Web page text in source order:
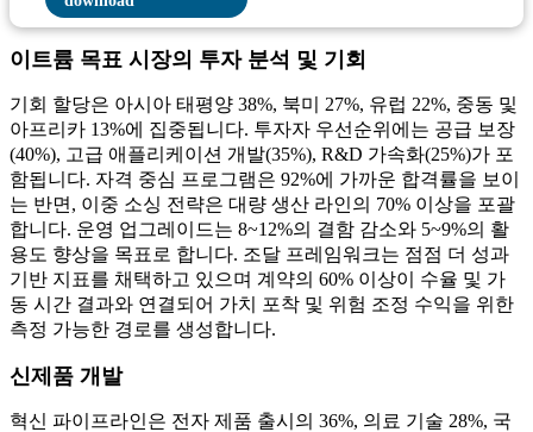
이트륨 목표 시장의 투자 분석 및 기회
기회 할당은 아시아 태평양 38%, 북미 27%, 유럽 22%, 중동 및
아프리카 13%에 집중됩니다. 투자자 우선순위에는 공급 보장
(40%), 고급 애플리케이션 개발(35%), R&D 가속화(25%)가 포
함됩니다. 자격 중심 프로그램은 92%에 가까운 합격률을 보이
는 반면, 이중 소싱 전략은 대량 생산 라인의 70% 이상을 포괄
합니다. 운영 업그레이드는 8~12%의 결함 감소와 5~9%의 활
용도 향상을 목표로 합니다. 조달 프레임워크는 점점 더 성과
기반 지표를 채택하고 있으며 계약의 60% 이상이 수율 및 가
동 시간 결과와 연결되어 가치 포착 및 위험 조정 수익을 위한
측정 가능한 경로를 생성합니다.
신제품 개발
혁신 파이프라인은 전자 제품 출시의 36%, 의료 기술 28%, 국